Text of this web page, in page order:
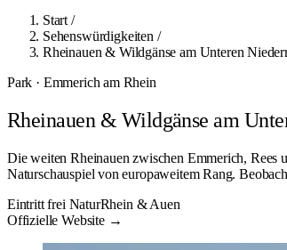
Start /
Sehenswürdigkeiten /
Rheinauen & Wildgänse am Unteren
Park · Emmerich am Rhein
Rheinauen & Wildgänse am
Die weiten Rheinauen zwischen Emmerich, Rees
Naturschauspiel von europaweitem Rang.
Eintritt frei NaturRhein & Auen
Offizielle Website →